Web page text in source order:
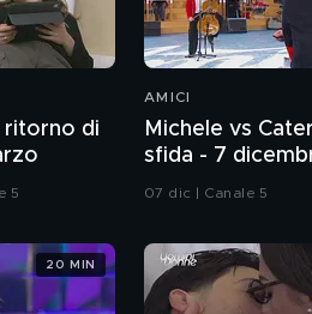
ritorno di
5
AMICI
Michele vs
sfida - 7
07 dic | Canale 5
20 MIN